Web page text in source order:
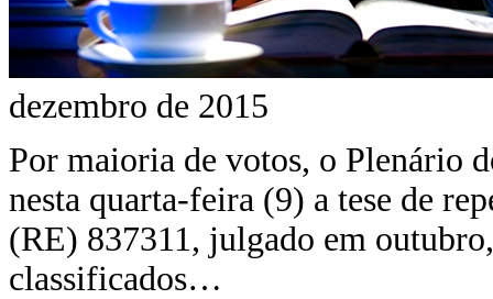
dezembro de 2015
Por maioria de votos, o Plenário
nesta quarta-feira (9) a tese de
(RE) 837311, julgado em
classificados…